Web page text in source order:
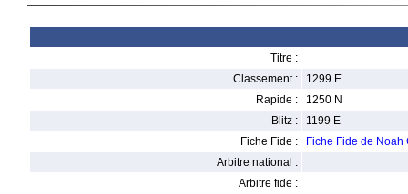
Titre :
Classement :
1299 E
Rapide :
1250 N
Blitz :
1199 E
Fiche Fide :
Fiche Fide de Noah
Arbitre national :
Arbitre fide :